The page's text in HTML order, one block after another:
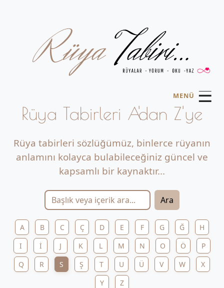
MENÜ ☰
Rüya Tabirleri A'dan Z'ye
Rüya tabirleri sözlüğümüz, binlerce rüyanın
anlamını kolayca bulabileceğiniz güncel ve
kapsamlı bir kaynaktır...
Ara
A B C Ç D E F G Ğ
H
I
İ J K L M N O Ö
P
Q
R S Ş T U Ü V W
X
Y
Z